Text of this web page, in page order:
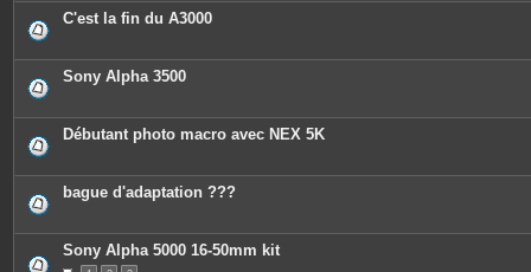
C'est la fin du A3000
Sony Alpha 3500
Débutant photo macro avec NEX 5K
bague d'adaptation ???
Sony Alpha 5000 16-50mm kit